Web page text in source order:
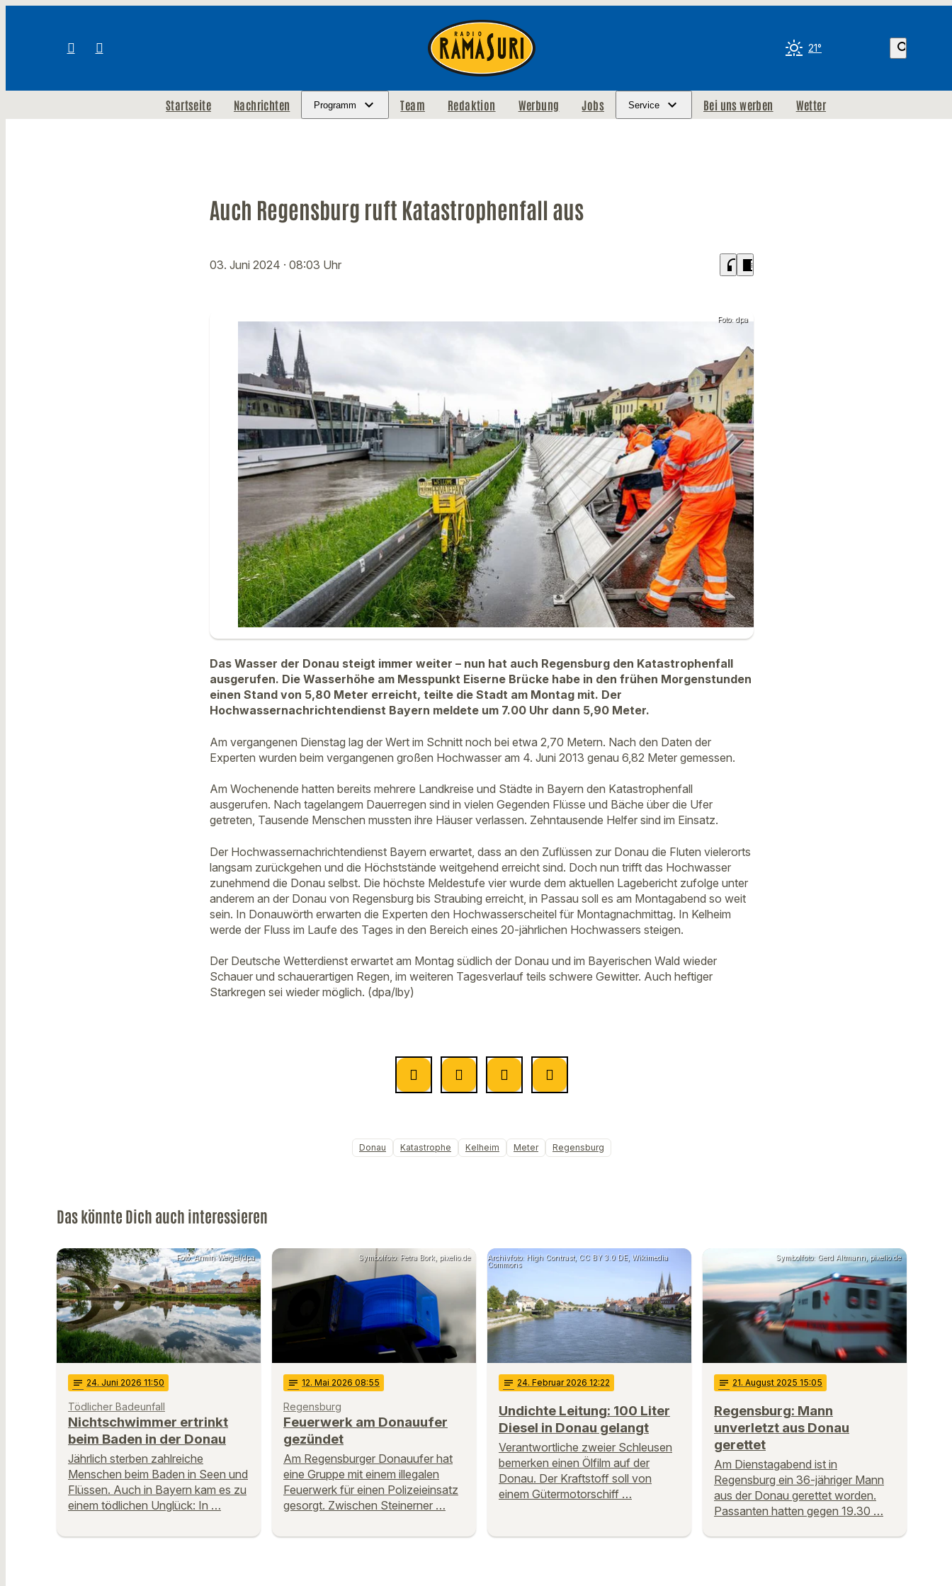
21° search
Startseite Nachrichten Programm Team Redaktion Werbung Jobs Service Bei uns werben Wetter
Auch Regensburg ruft Katastrophenfall aus
03. Juni 2024 · 08:03 Uhr headphones chrome_reader_mode
Foto: dpa
Das Wasser der Donau steigt immer weiter – nun hat auch Regensburg den Katastrophenfall
ausgerufen. Die Wasserhöhe am Messpunkt Eiserne Brücke habe in den frühen Morgenstunden
einen Stand von 5,80 Meter erreicht, teilte die Stadt am Montag mit. Der
Hochwassernachrichtendienst Bayern meldete um 7.00 Uhr dann 5,90 Meter.
Am vergangenen Dienstag lag der Wert im Schnitt noch bei etwa 2,70 Metern. Nach den Daten der
Experten wurden beim vergangenen großen Hochwasser am 4. Juni 2013 genau 6,82 Meter gemessen.
Am Wochenende hatten bereits mehrere Landkreise und Städte in Bayern den Katastrophenfall
ausgerufen. Nach tagelangem Dauerregen sind in vielen Gegenden Flüsse und Bäche über die Ufer
getreten, Tausende Menschen mussten ihre Häuser verlassen. Zehntausende Helfer sind im Einsatz.
Der Hochwassernachrichtendienst Bayern erwartet, dass an den Zuflüssen zur Donau die Fluten vielerorts
langsam zurückgehen und die Höchststände weitgehend erreicht sind. Doch nun trifft das Hochwasser
zunehmend die Donau selbst. Die höchste Meldestufe vier wurde dem aktuellen Lagebericht zufolge unter
anderem an der Donau von Regensburg bis Straubing erreicht, in Passau soll es am Montagabend so weit
sein. In Donauwörth erwarten die Experten den Hochwasserscheitel für Montagnachmittag. In Kelheim
werde der Fluss im Laufe des Tages in den Bereich eines 20-jährlichen Hochwassers steigen.
Der Deutsche Wetterdienst erwartet am Montag südlich der Donau und im Bayerischen Wald wieder
Schauer und schauerartigen Regen, im weiteren Tagesverlauf teils schwere Gewitter. Auch heftiger
Starkregen sei wieder möglich. (dpa/lby)
Donau Katastrophe Kelheim Meter Regensburg
Das könnte Dich auch interessieren
Foto: Armin Weigel/dpa
notes 24. Juni 2026 11:50
Tödlicher Badeunfall
Nichtschwimmer ertrinkt
beim Baden in der Donau
Jährlich sterben zahlreiche
Menschen beim Baden in Seen und
Flüssen. Auch in Bayern kam es zu
einem tödlichen Unglück: In …
Symbolfoto: Petra Bork, pixelio.de
notes 12. Mai 2026 08:55
Regensburg
Feuerwerk am Donauufer
gezündet
Am Regensburger Donauufer hat
eine Gruppe mit einem illegalen
Feuerwerk für einen Polizeieinsatz
gesorgt. Zwischen Steinerner …
Archivfoto: High Contrast, CC BY 3.0 DE, Wikimedia
Commons
notes 24. Februar 2026 12:22
Undichte Leitung: 100 Liter
Diesel in Donau gelangt
Verantwortliche zweier Schleusen
bemerken einen Ölfilm auf der
Donau. Der Kraftstoff soll von
einem Gütermotorschiff …
Symbolfoto: Gerd Altmann, pixelio.de
notes 21. August 2025 15:05
Regensburg: Mann
unverletzt aus Donau
gerettet
Am Dienstagabend ist in
Regensburg ein 36-jähriger Mann
aus der Donau gerettet worden.
Passanten hatten gegen 19.30 …